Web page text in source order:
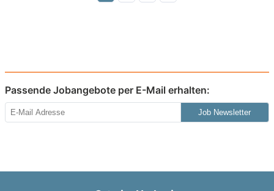
Passende Jobangebote per E-Mail erhalten:
Job Newsletter